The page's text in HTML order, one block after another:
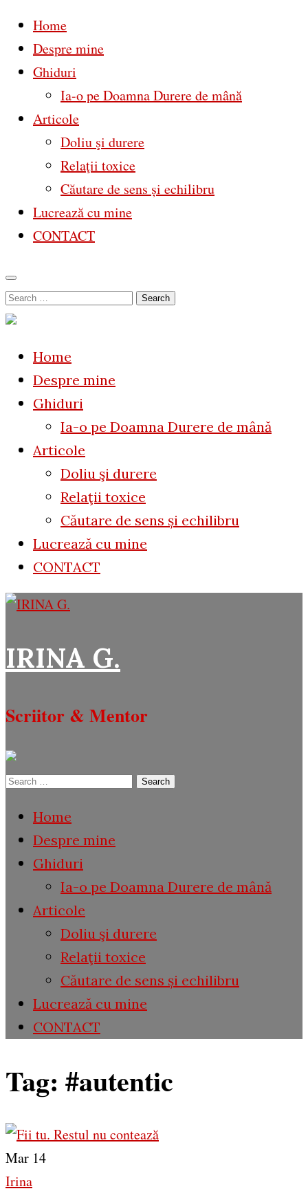
Home
Despre mine
Ghiduri
Ia-o pe Doamna Durere de mână
Articole
Doliu şi durere
Relaţii toxice
Căutare de sens și echilibru
Lucrează cu mine
CONTACT
Skip
to
Search
for:
Home
Despre mine
Ghiduri
Ia-o pe Doamna Durere de mână
Articole
Doliu şi durere
Relaţii toxice
Căutare de sens și echilibru
Lucrează cu mine
CONTACT
IRINA G.
Scriitor & Mentor
Search
Home
Despre mine
Ghiduri
Ia-o pe Doamna Durere de mână
Articole
Doliu şi durere
Relaţii toxice
Căutare de sens și echilibru
Lucrează cu mine
CONTACT
Tag: #autentic
Mar 14
Irina